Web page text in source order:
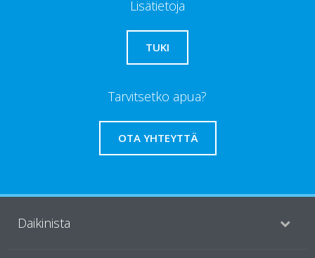
Lisätietoja
TUKI
Tarvitsetko apua?
OTA YHTEYTTÄ
Daikinista